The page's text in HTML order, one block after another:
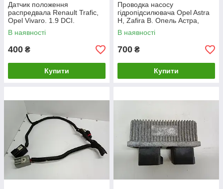
Датчик положення
распредвала Renault Trafic,
Opel Vivaro. 1.9 DCI.
8200038472.
В наявності
400 ₴
Купити
Проводка насосу
гідропідсилювача Opel Astra
H, Zafira B. Опель Астра,
Зафіра Б.
В наявності
700 ₴
Купити